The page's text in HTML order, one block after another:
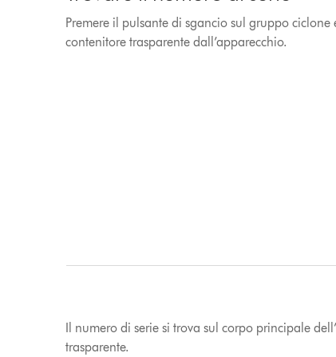
Premere il pulsante di sgancio sul gruppo ciclone
contenitore trasparente dall’apparecchio.
Il numero di serie si trova sul corpo principale
trasparente.